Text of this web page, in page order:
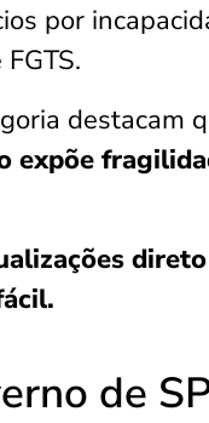
por
destacam
expõe
de